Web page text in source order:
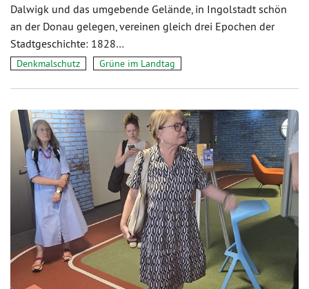
Dalwigk und das umgebende Gelände, in Ingolstadt schön
an der Donau gelegen, vereinen gleich drei Epochen der
Stadtgeschichte: 1828…
Denkmalschutz Grüne im Landtag